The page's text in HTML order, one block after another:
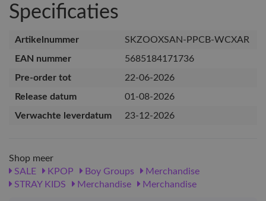
Specificaties
Artikelnummer
SKZOOXSAN-PPCB-WCXAR
EAN nummer
5685184171736
Pre-order tot
22-06-2026
Release datum
01-08-2026
Verwachte leverdatum
23-12-2026
Shop meer
SALE
KPOP Boy Groups
Merchandise
STRAY KIDS
Merchandise Merchandise